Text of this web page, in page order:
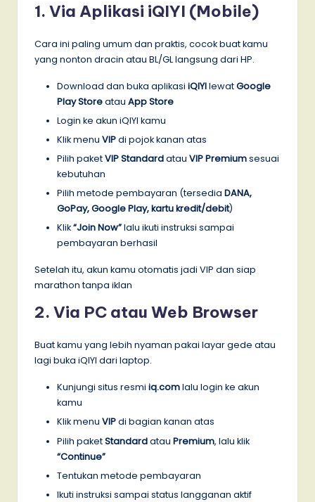
1. Via Aplikasi iQIYI (Mobile)
Cara ini paling umum dan praktis, cocok buat kamu
yang nonton dracin atau BL/GL langsung dari HP.
Download dan buka aplikasi iQIYIlewatGoogle
Play Storeatau App Store
Login ke akun iQIYI kamu
Klik menu VIPdi pojok kanan atas
Pilih paketVIP Standardatau VIP Premiumsesuai
kebutuhan
Pilih metode pembayaran (tersedia DANA,
GoPay, Google Play, kartu kredit/debit)
Klik“Join Now”lalu ikuti instruksi sampai
pembayaran berhasil
Setelah itu, akun kamu otomatis jadi VIP dan siap
marathon tanpa iklan
2. Via PC atau Web Browser
Buat kamu yang lebih nyaman pakai layar gede atau
lagi buka iQIYI dari laptop.
Kunjungi situs resmi iq.comlalu login ke akun
kamu
Klik menu VIPdi bagian kanan atas
Pilih paketStandardatau Premium, lalu klik
“Continue”
Tentukan metode pembayaran
Ikuti instruksi sampai status langganan aktif